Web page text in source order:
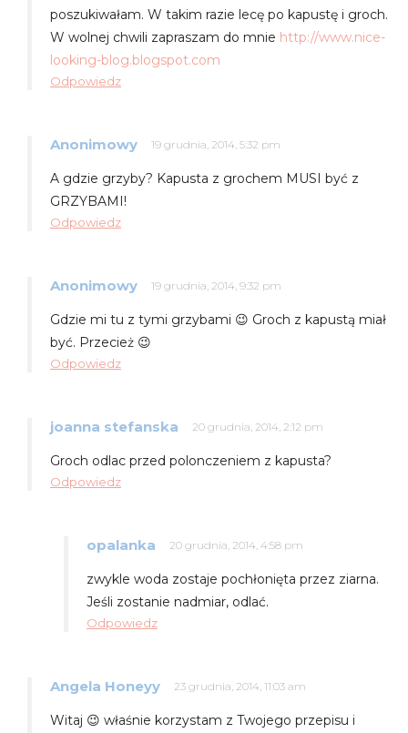
poszukiwałam. W takim razie lecę po kapustę i groch.
W wolnej chwili zapraszam do mnie http://www.nice-
looking-blog.blogspot.com
Odpowiedz
Anonimowy 19 grudnia, 2014, 5:32 pm
A gdzie grzyby? Kapusta z grochem MUSI być z
GRZYBAMI!
Odpowiedz
Anonimowy 19 grudnia, 2014, 9:32 pm
Gdzie mi tu z tymi grzybami 😉 Groch z kapustą miał
być. Przecież 😉
Odpowiedz
joanna stefanska 20 grudnia, 2014, 2:12 pm
Groch odlac przed polonczeniem z kapusta?
Odpowiedz
opalanka 20 grudnia, 2014, 4:58 pm
zwykle woda zostaje pochłonięta przez ziarna.
Jeśli zostanie nadmiar, odlać.
Odpowiedz
Angela Honeyy 23 grudnia, 2014, 11:03 am
Witaj 😉 właśnie korzystam z Twojego przepisu i